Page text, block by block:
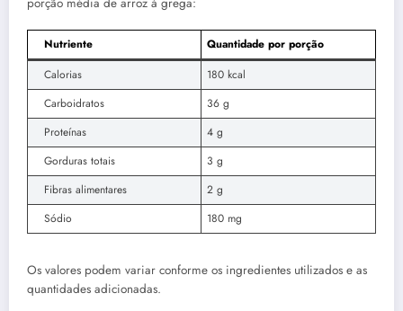
Nutriente
Quantidade por porção
Calorias
180 kcal
Carboidratos
36 g
Proteínas
4 g
Gorduras totais
3 g
Fibras alimentares
2 g
Sódio
180 mg
Os valores podem variar conforme os ingredientes utilizados e as
quantidades adicionadas.